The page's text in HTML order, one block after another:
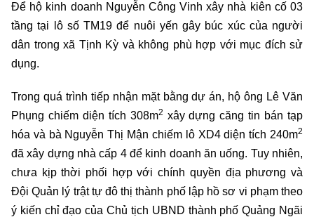
Để hộ kinh doanh Nguyễn Công Vinh xây nhà kiên cố 03
tầng tại lô số TM19 để nuôi yến gây búc xúc của người
dân trong xã Tịnh Kỳ và không phù hợp với mục đích sử
dụng.
Trong quá trình tiếp nhận mặt bằng dự án, hộ ông Lê Văn
Phụng chiếm diện tích 308m2 xây dựng căng tin bán tạp
hóa và bà Nguyễn Thị Mận chiếm lô XD4 diện tích 240m2
đã xây dựng nhà cấp 4 để kinh doanh ăn uống. Tuy nhiên,
chưa kịp thời phối hợp với chính quyền địa phương và
Đội Quản lý trật tự đô thị thành phố lập hồ sơ vi phạm theo
ý kiến chỉ đạo của Chủ tịch UBND thành phố Quảng Ngãi